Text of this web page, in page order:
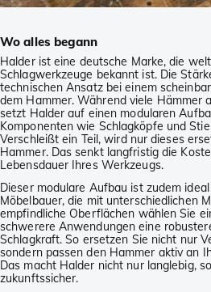
Wo alles begann
Halder ist eine deutsche Marke, die
Schlagwerkzeuge bekannt ist. Die
technischen Ansatz bei einem
dem Hammer. Während viele Hämmer
setzt Halder auf einen modularen
Komponenten wie Schlagköpfe und
Verschleißt ein Teil, wird nur dieses
Hammer. Das senkt langfristig die
Lebensdauer Ihres Werkzeugs.
Dieser modulare Aufbau ist zudem
Möbelbauer, die mit unterschiedlichen
empfindliche Oberflächen wählen Sie
schwerere Anwendungen eine
Schlagkraft. So ersetzen Sie nicht nur
sondern passen den Hammer aktiv an
Das macht Halder nicht nur langlebig,
zukunftssicher.